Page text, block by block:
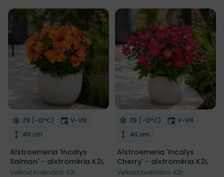
NOVINKA
Odober do zoznamu želaní
Mrazuvzdornosť
Z8 (-12°C) Doba kvitnutia
V-VIII
Výška rastliny
40 cm
Alstroemeria 'Incalys
Salmon' - alstroméria K2L
Veľkosť kvetináča: K2L
NOVINKA
Odober do zoznamu želaní
Mrazuvzdornosť
Z8 (-12°C) Doba
V-VIII
Výška rastliny
40 cm
Alstroemeria 'Incalys
Cherry' - alstroméria K2L
Veľkosť kvetináča: K2L